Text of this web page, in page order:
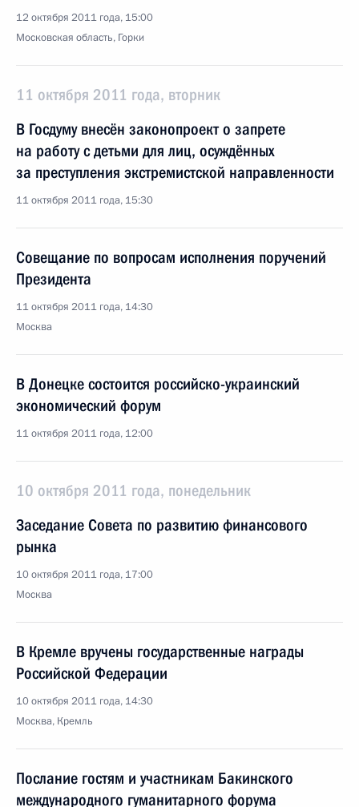
12 октября 2011 года, 15:00
Московская область, Горки
11 октября 2011 года, вторник
В Госдуму внесён законопроект о запрете
на работу с детьми для лиц, осуждённых
за преступления экстремистской направленности
11 октября 2011 года, 15:30
Совещание по вопросам исполнения поручений
Президента
11 октября 2011 года, 14:30
Москва
В Донецке состоится российско-украинский
экономический форум
11 октября 2011 года, 12:00
10 октября 2011 года, понедельник
Заседание Совета по развитию финансового
рынка
10 октября 2011 года, 17:00
Москва
В Кремле вручены государственные награды
Российской Федерации
10 октября 2011 года, 14:30
Москва, Кремль
Послание гостям и участникам Бакинского
международного гуманитарного форума